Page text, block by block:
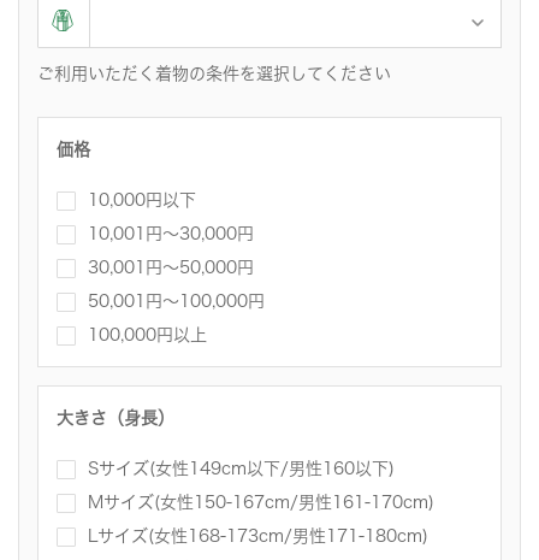
ご利用いただく着物の条件を選択してください
価格
10,000円以下
10,001円〜30,000円
30,001円～50,000円
50,001円～100,000円
100,000円以上
大きさ（身長）
Sサイズ(女性149cm以下/男性160以下)
Mサイズ(女性150-167cm/男性161-170cm)
Lサイズ(女性168-173cm/男性171-180cm)